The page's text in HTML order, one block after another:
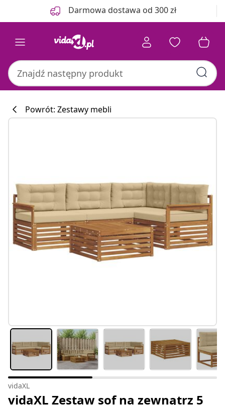
Darmowa dostawa od 300 zł
Powrót: Zestawy mebli
vidaXL
vidaXL Zestaw sof na zewnątrz 5